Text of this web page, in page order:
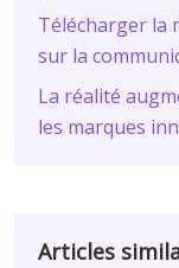
Télécharger la
sur la
La réalité
les marques
Articles